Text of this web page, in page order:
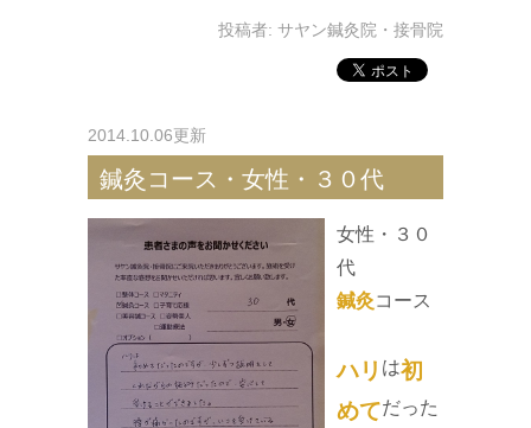
投稿者: サヤン鍼灸院・接骨院
2014.10.06更新
鍼灸コース・女性・３０代
女性・３０
代
鍼灸コース
ハリ は初
めてだった